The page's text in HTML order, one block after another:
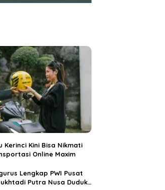
Kerinci Kini Bisa Nikmati
Online Maxim
Lengkap PWI Pusat
Putra Nusa Duduki